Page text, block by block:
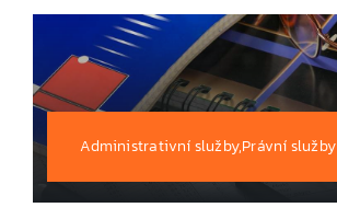
Administrativní služby,Právní služby